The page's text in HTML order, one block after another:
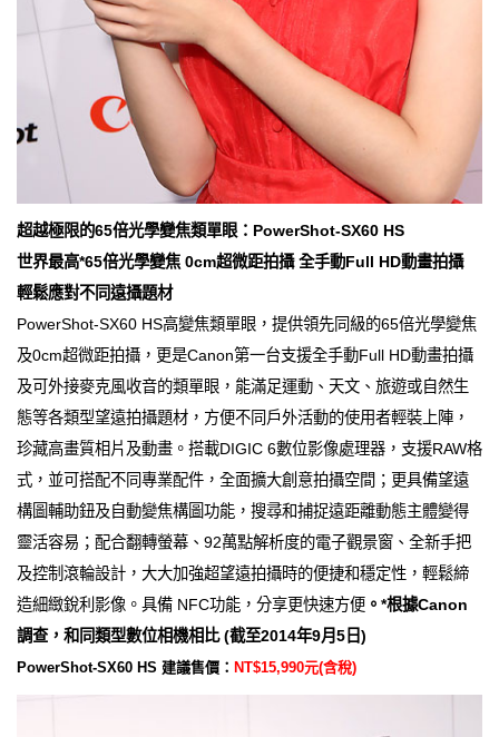
超越極限的65倍光學變焦類單眼：PowerShot-SX60 HS
世界最高*65倍光學變焦 0cm超微距拍攝 全手動Full HD動畫拍攝
輕鬆應對不同遠攝題材
PowerShot-SX60 HS高變焦類單眼，提供領先同級的65倍光學變焦
及0cm超微距拍攝，更是Canon第一台支援全手動Full HD動畫拍攝
及可外接麥克風收音的類單眼，能滿足運動、天文、旅遊或自然生
態等各類型望遠拍攝題材，方便不同戶外活動的使用者輕裝上陣，
珍藏高畫質相片及動畫。搭載DIGIC 6數位影像處理器，支援RAW格
式，並可搭配不同專業配件，全面擴大創意拍攝空間；更具備望遠
構圖輔助鈕及自動變焦構圖功能，搜尋和捕捉遠距離動態主體變得
靈活容易；配合翻轉螢幕、92萬點解析度的電子觀景窗、全新手把
及控制滾輪設計，大大加強超望遠拍攝時的便捷和穩定性，輕鬆締
造細緻銳利影像。具備 NFC功能，分享更快速方便 。*根據Canon
調查，和同類型數位相機相比 (截至2014年9月5日)
PowerShot-SX60 HS 建議售價： NT$15,990元(含稅)